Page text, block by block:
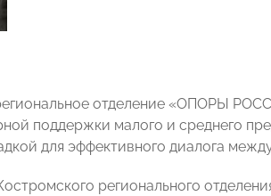
отделение «ОПОРЫ
поддержки малого и среднего
для эффективного диалога
регионального